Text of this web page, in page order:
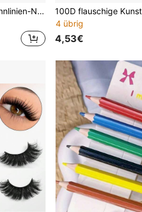
3 Stücke rote Kristall-Dünnlinien-Nagelpinsel, Nagel-Liner-Stift für feine Linien und Detailmalerei, weiche, nicht ausfallende Borsten für glatte, präzise Gel-Nagel-Zeichnungen und Muster, für tägliche DIY-Maniküre, Nagelkunst zu Hause und Beauty-Salon-Design
4 übrig
4,53€